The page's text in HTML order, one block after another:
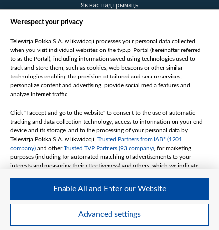
Як нас падтрымаць
Правілы выкарыстання матэрыялаў
Бяспека
Youtube
Белсат news
Белсат Shorts
Жэстачайшы мульт
Belsat English
Biełsat PL
Белсат Now
Белсат History
Белсат Music
Белсат Doc
My consents
We respect your privacy
Telewizja Polska S.A. w likwidacji processes your personal data collected
when you visit individual websites on the tvp.pl Portal (hereinafter referred
to as the Portal), including information saved using technologies used to
track and store them, such as cookies, web beacons or other similar
technologies enabling the provision of tailored and secure services,
personalize content and advertising, provide social media features and
analyze Internet traffic.
Click "I accept and go to the website" to consent to the use of automatic
tracking and data collection technology, access to information on your end
device and its storage, and to the processing of your personal data by
Telewizja Polska S.A. w likwidacji, Trusted Partners from IAB* (1201
company) and otherTrusted TVP Partners (93 company) , for marketing
purposes (including for automated matching of advertisements to your
interests and measuring their effectiveness) and others, which we indicate
The purposes of processing your data by TVP S.A. w likwidacji are as
follows:
Use limited data to select advertising
Create profiles for personalised advertising
Advanced settings
Enable All and Enter our Website